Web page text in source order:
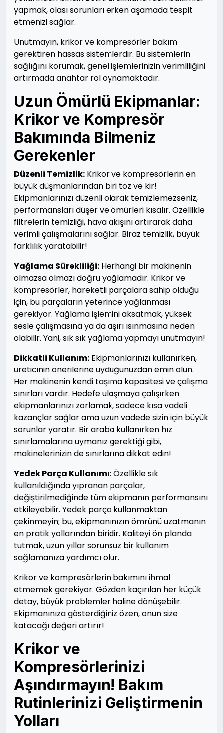
yapmak, olası sorunları erken aşamada tespit
etmenizi sağlar.
Unutmayın, krikor ve kompresörler bakım
gerektiren hassas sistemlerdir. Bu sistemlerin
sağlığını korumak, genel işlemlerinizin verimliliğini
artırmada anahtar rol oynamaktadır.
Uzun Ömürlü Ekipmanlar:
Krikor ve Kompresör
Bakımında Bilmeniz
Gerekenler
Düzenli Temizlik: Krikor ve kompresörlerin en
büyük düşmanlarından biri toz ve kir!
Ekipmanlarınızı düzenli olarak temizlemezseniz,
performansları düşer ve ömürleri kısalır. Özellikle
filtrelerin temizliği, hava akışını artırarak daha
verimli çalışmalarını sağlar. Biraz temizlik, büyük
farklılık yaratabilir!
Yağlama Sürekliliği: Herhangi bir makinenin
olmazsa olmazı doğru yağlamadır. Krikor ve
kompresörler, hareketli parçalara sahip olduğu
için, bu parçaların yeterince yağlanması
gerekiyor. Yağlama işlemini aksatmak, yüksek
sesle çalışmasına ya da aşırı ısınmasına neden
olabilir. Yani, sık sık yağlama yapmayı unutmayın!
Dikkatli Kullanım: Ekipmanlarınızı kullanırken,
üreticinin önerilerine uyduğunuzdan emin olun.
Her makinenin kendi taşıma kapasitesi ve çalışma
sınırları vardır. Hedefe ulaşmaya çalışırken
ekipmanlarınızı zorlamak, sadece kısa vadeli
kazançlar sağlar ama uzun vadede sizin için büyük
sorunlar yaratır. Bir araba kullanırken hız
sınırlamalarına uymanız gerektiği gibi,
makinelerinizin de sınırlarına dikkat edin!
Yedek Parça Kullanımı:Özellikle sık
kullanıldığında yıpranan parçalar,
değiştirilmediğinde tüm ekipmanın performansını
etkileyebilir. Yedek parça kullanmaktan
çekinmeyin; bu, ekipmanınızın ömrünü uzatmanın
en pratik yollarından biridir. Kaliteyi ön planda
tutmak, uzun yıllar sorunsuz bir kullanım
sağlamanıza yardımcı olur.
Krikor ve kompresörlerin bakımını ihmal
etmemek gerekiyor. Gözden kaçırılan her küçük
detay, büyük problemler haline dönüşebilir.
Ekipmanınıza gösterdiğiniz özen, onun size
katacağı değeri artırır!
Krikor ve
Kompresörlerinizi
Aşındırmayın! Bakım
Rutinlerinizi Geliştirmenin
Yolları